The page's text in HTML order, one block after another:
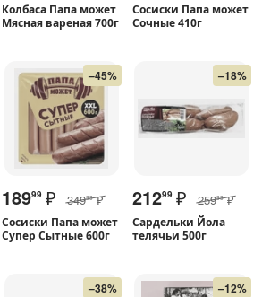
Колбаса Папа может
Мясная вареная 700г
Сосиски Папа может
Сочные 410г
–45%
18999 ₽ 34999 ₽
Сосиски Папа может
Супер Сытные 600г
–18%
21299 ₽ 25999 ₽
Сардельки Йола
телячьи 500г
–38% –12%